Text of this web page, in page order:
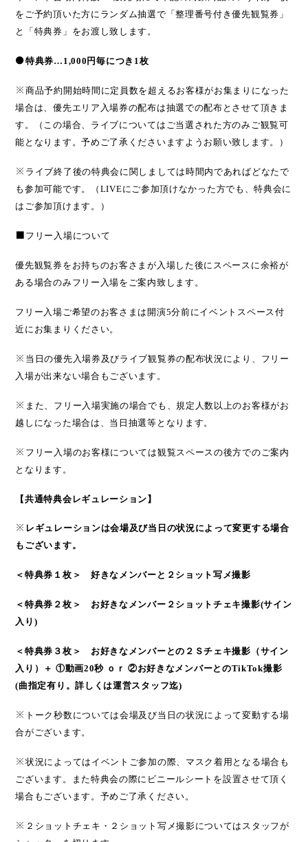
をご予約頂いた方にランダム抽選で 「整理番号付き優先観覧券」
と
「特典券」をお渡し致します。
●特典券… 1,000 円毎につき 1枚
※商品予約開始時間に定員数を超えるお客様がお集まりになった
場合は、優先エリア入場券の配布は抽選での配布とさせて頂きま
す。（この場合、ライブについてはご当選された方のみご観覧可
能となります。予めご了承くださいますようお願い致します。）
※ ライブ終了後の特典会に関しましては時間内であればどなたで
も参加可能です。（ LIVEにご参加頂けなかった方でも、特典会に
はご参加頂けます。）
■ フリー入場について
優先観覧券をお持ちのお客さまが入場した後にスペースに余裕が
ある場合のみフリー入場をご案内致します。
フリー入場ご希望のお客さまは開演5分前にイベントスペース付
近にお集まりください。
※ 当日の優先入場券及びライブ観覧券の配布状況により、フリー
入場が出来ない場合もございます。
※ また、フリー入場実施の場合でも、規定人数以上のお客様がお
越しになった場合は、当日抽選等となります。
※ フリー入場のお客様については観覧スペースの後方でのご案内
となります。
【共通特典会レギュレーション】
※ レギュレーションは会場及び当日の状況によって変更する場合
もございます。
＜特典券１枚＞ 好きなメンバーと２ショット写メ撮影
＜特典券２枚＞ お好きなメンバー２ショットチェキ撮影(サイン
入り )
＜特典券３枚＞ お好きなメンバーとの２Ｓチェキ撮影（サイン
入り）＋ ①動画20秒 ｏｒ ②お好きなメンバーとのTikTok撮影
(曲指定有り。詳しくは運営スタッフ迄)
※ トーク秒数については会場及び当日の状況によって変動する場
合がございます。
※状況によってはイベントご参加の際、マスク着用となる場合も
ございます。また特典会の際に ビニールシートを設置させて頂く
場合もございます。予めご了承ください。
※ ２ショットチェキ・２ショット写メ撮影についてはスタッフが